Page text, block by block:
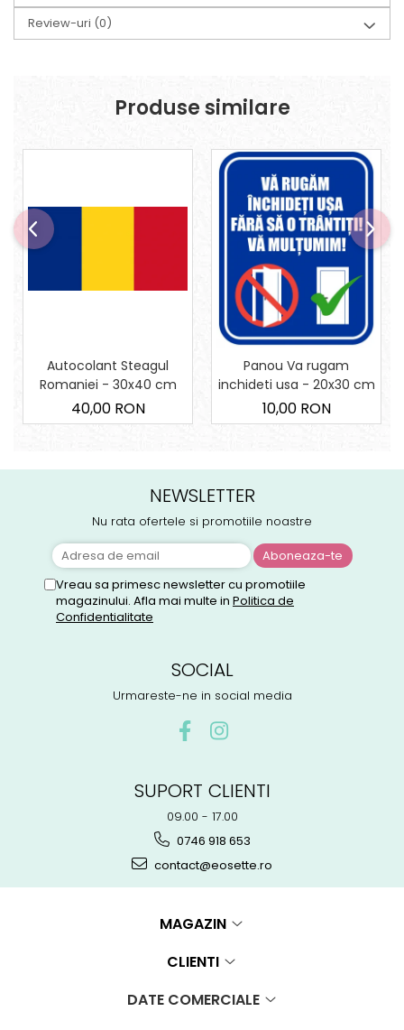
Review-uri (0)
Produse similare
Autocolant Steagul
Romaniei - 30x40 cm
40,00 RON
Panou Va rugam
inchideti usa - 20x30 cm
10,00 RON
NEWSLETTER
Nu rata ofertele si promotiile noastre
Vreau sa primesc newsletter cu promotiile
magazinului. Afla mai multe in Politica de
Confidentialitate
SOCIAL
Urmareste-ne in social media
SUPORT CLIENTI
09.00 - 17.00
0746 918 653
contact@eosette.ro
MAGAZIN
CLIENTI
DATE COMERCIALE